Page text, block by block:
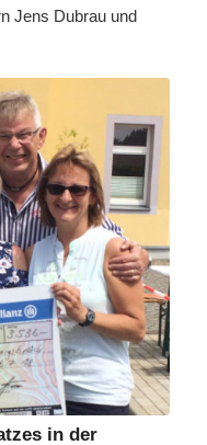
Jens Dubrau und
in der